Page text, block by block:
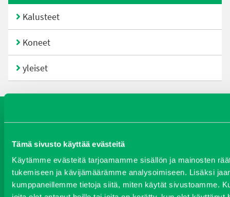
Tämä sivusto käyttää evästeitä
Käytämme evästeitä tarjoamamme sisällön ja mainosten
tukemiseen ja kävijämäärämme analysoimiseen. Lisäksi
kumppaneillemme tietoja siitä, miten käytät sivustoamme.
Kalusteet
Koneet
yleiset
Huolto ja varaosat
Verkkokauppa
JT Vuokrakone
Jälleenmyyjät